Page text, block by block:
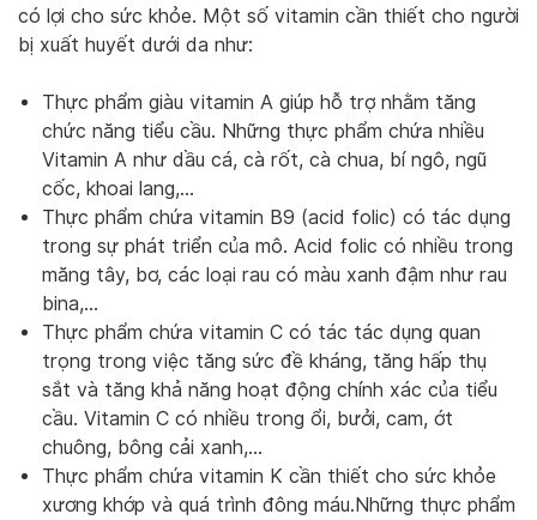
có lợi cho sức khỏe. Một số vitamin cần thiết cho người
bị xuất huyết dưới da như:
Thực phẩm giàu vitamin A giúp hỗ trợ nhằm tăng
chức năng tiểu cầu. Những thực phẩm chứa nhiều
Vitamin A như dầu cá, cà rốt, cà chua, bí ngô, ngũ
cốc, khoai lang,…
Thực phẩm chứa vitamin B9 (acid folic) có tác dụng
trong sự phát triển của mô. Acid folic có nhiều trong
măng tây, bơ, các loại rau có màu xanh đậm như rau
bina,…
Thực phẩm chứa vitamin C có tác tác dụng quan
trọng trong việc tăng sức đề kháng, tăng hấp thụ
sắt và tăng khả năng hoạt động chính xác của tiểu
cầu. Vitamin C có nhiều trong ổi, bưởi, cam, ớt
chuông, bông cải xanh,…
Thực phẩm chứa vitamin K cần thiết cho sức khỏe
xương khớp và quá trình đông máu.Những thực phẩm